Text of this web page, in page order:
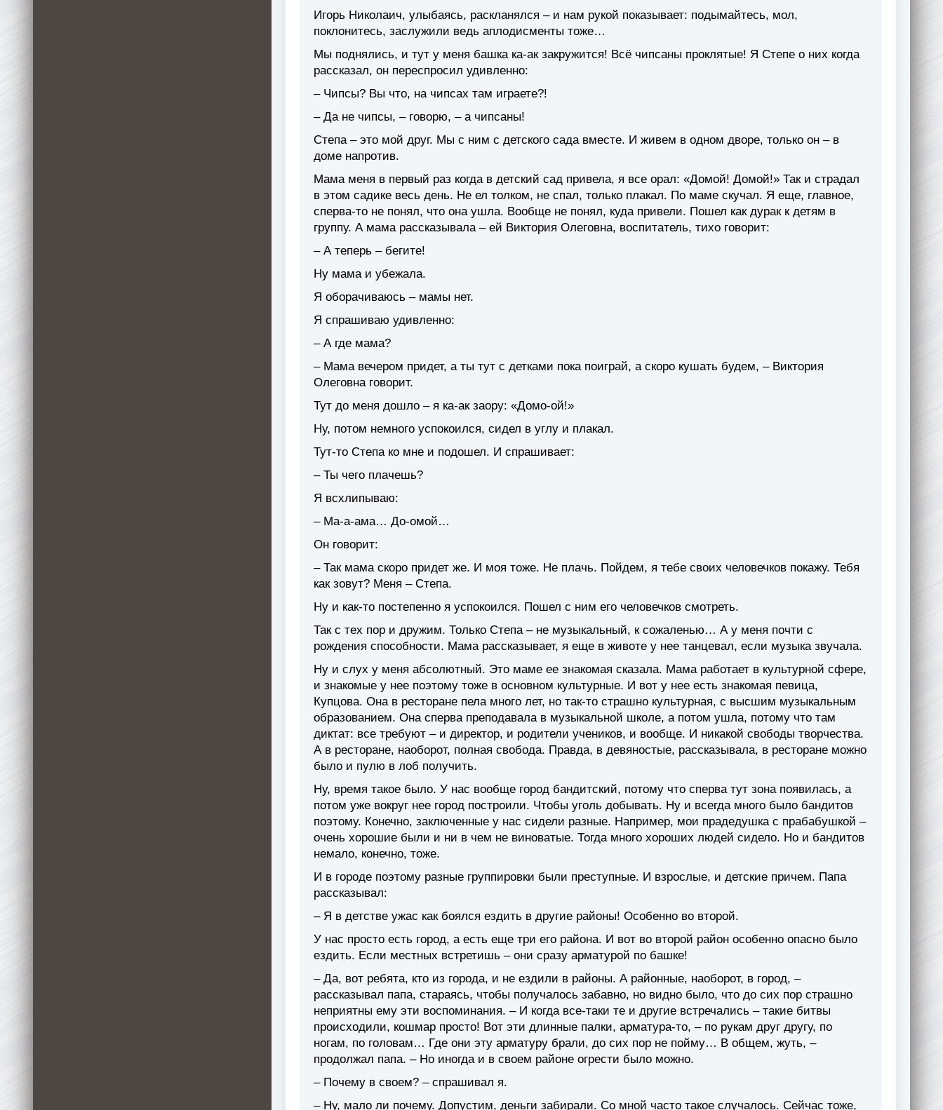
Игорь Николаич, улыбаясь, раскланялся – и нам рукой показывает: подымайтесь, мол,
поклонитесь, заслужили ведь аплодисменты тоже…
Мы поднялись, и тут у меня башка ка-ак закружится! Всё чипсаны проклятые! Я Степе о них когда
рассказал, он переспросил удивленно:
– Чипсы? Вы что, на чипсах там играете?!
– Да не чипсы, – говорю, – а чипсаны!
Степа – это мой друг. Мы с ним с детского сада вместе. И живем в одном дворе, только он – в
доме напротив.
Мама меня в первый раз когда в детский сад привела, я все орал: «Домой! Домой!» Так и страдал
в этом садике весь день. Не ел толком, не спал, только плакал. По маме скучал. Я еще, главное,
сперва-то не понял, что она ушла. Вообще не понял, куда привели. Пошел как дурак к детям в
группу. А мама рассказывала – ей Виктория Олеговна, воспитатель, тихо говорит:
– А теперь – бегите!
Ну мама и убежала.
Я оборачиваюсь – мамы нет.
Я спрашиваю удивленно:
– А где мама?
– Мама вечером придет, а ты тут с детками пока поиграй, а скоро кушать будем, – Виктория
Олеговна говорит.
Тут до меня дошло – я ка-ак заору: «Домо-ой!»
Ну, потом немного успокоился, сидел в углу и плакал.
Тут-то Степа ко мне и подошел. И спрашивает:
– Ты чего плачешь?
Я всхлипываю:
– Ма-а-ама… До-омой…
Он говорит:
– Так мама скоро придет же. И моя тоже. Не плачь. Пойдем, я тебе своих человечков покажу. Тебя
как зовут? Меня – Степа.
Ну и как-то постепенно я успокоился. Пошел с ним его человечков смотреть.
Так с тех пор и дружим. Только Степа – не музыкальный, к сожаленью… А у меня почти с
рождения способности. Мама рассказывает, я еще в животе у нее танцевал, если музыка звучала.
Ну и слух у меня абсолютный. Это маме ее знакомая сказала. Мама работает в культурной сфере,
и знакомые у нее поэтому тоже в основном культурные. И вот у нее есть знакомая певица,
Купцова. Она в ресторане пела много лет, но так-то страшно культурная, с высшим музыкальным
образованием. Она сперва преподавала в музыкальной школе, а потом ушла, потому что там
диктат: все требуют – и директор, и родители учеников, и вообще. И никакой свободы творчества.
А в ресторане, наоборот, полная свобода. Правда, в девяностые, рассказывала, в ресторане можно
было и пулю в лоб получить.
Ну, время такое было. У нас вообще город бандитский, потому что сперва тут зона появилась, а
потом уже вокруг нее город построили. Чтобы уголь добывать. Ну и всегда много было бандитов
поэтому. Конечно, заключенные у нас сидели разные. Например, мои прадедушка с прабабушкой –
очень хорошие были и ни в чем не виноватые. Тогда много хороших людей сидело. Но и бандитов
немало, конечно, тоже.
И в городе поэтому разные группировки были преступные. И взрослые, и детские причем. Папа
рассказывал:
– Я в детстве ужас как боялся ездить в другие районы! Особенно во второй.
У нас просто есть город, а есть еще три его района. И вот во второй район особенно опасно было
ездить. Если местных встретишь – они сразу арматурой по башке!
– Да, вот ребята, кто из города, и не ездили в районы. А районные, наоборот, в город, –
рассказывал папа, стараясь, чтобы получалось забавно, но видно было, что до сих пор страшно
неприятны ему эти воспоминания. – И когда все-таки те и другие встречались – такие битвы
происходили, кошмар просто! Вот эти длинные палки, арматура-то, – по рукам друг другу, по
ногам, по головам… Где они эту арматуру брали, до сих пор не пойму… В общем, жуть, –
продолжал папа. – Но иногда и в своем районе огрести было можно.
– Почему в своем? – спрашивал я.
– Ну, мало ли почему. Допустим, деньги забирали. Со мной часто такое случалось. Сейчас тоже,